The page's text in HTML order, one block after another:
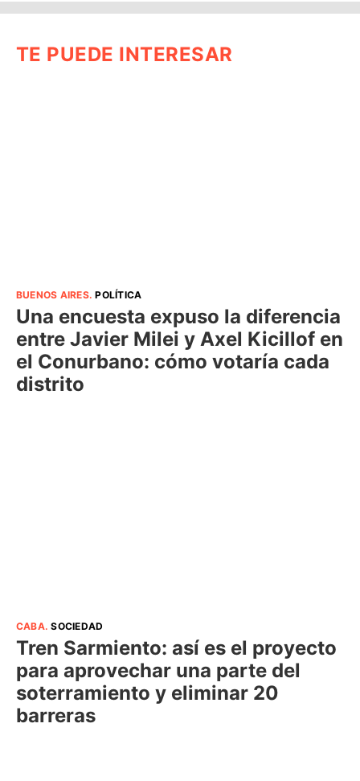
TE PUEDE INTERESAR
BUENOS AIRES.POLÍTICA
Una encuesta expuso la diferencia
entre Javier Milei y Axel Kicillof en
el Conurbano: cómo votaría cada
distrito
CABA.SOCIEDAD
Tren Sarmiento: así es el proyecto
para aprovechar una parte del
soterramiento y eliminar 20
barreras